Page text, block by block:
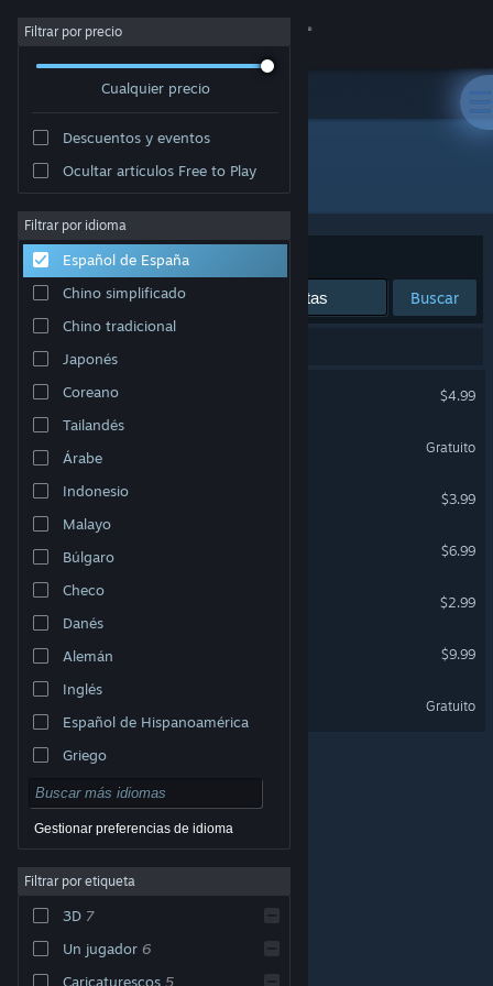
Iniciar sesión
Acerca de
Soporte
Cambiar idioma
Descargar Steam Mobile
Ver versión clásica
© Valve Corporation. Todos los derechos reservados.
respectivos dueños en EE. UU. y otros países.
Acuerdo de Suscriptor a Steam
Cookies
Filtrar por precio
Cualquier precio
Descuentos y eventos
Ocultar artículos Free to Play
Filtrar por idioma
Español de España
Chino simplificado
Chino tradicional
Japonés
Coreano
Tailandés
Árabe
Indonesio
Malayo
Búlgaro
Checo
Danés
Alemán
Inglés
Español de Hispanoamérica
Griego
Gestionar preferencias de idioma
Filtrar por etiqueta
3D 7
Un jugador 6
Caricaturescos 5
Desarrollador: EskemaGames
Ordenar por Relevancia
Buscar
$4.99
Gratuito
$3.99
$6.99
$2.99
$9.99
Gratuito